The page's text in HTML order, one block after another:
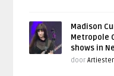
Madison
Metropole
shows in
door